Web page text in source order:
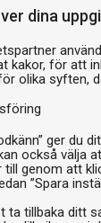
dina
kakor, för att
olika syften,
ger du
också välja
genom att
”Spara
ta tillbaka ditt